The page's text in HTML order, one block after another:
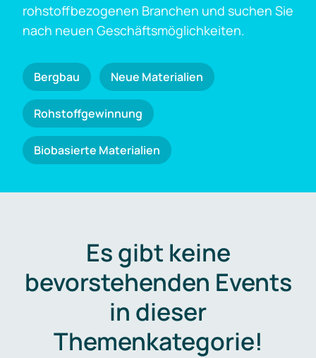
rohstoffbezogenen Branchen und suchen Sie
nach neuen Geschäftsmöglichkeiten.
Bergbau Neue Materialien
Rohstoffgewinnung
Biobasierte Materialien
Es gibt keine
bevorstehenden Events
in dieser
Themenkategorie!